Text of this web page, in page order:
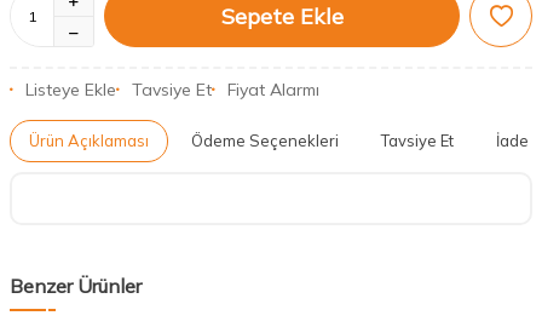
Sepete Ekle
Listeye Ekle Tavsiye Et Fiyat Alarmı
Ürün Açıklaması Ödeme Seçenekleri Tavsiye Et İade
Benzer Ürünler